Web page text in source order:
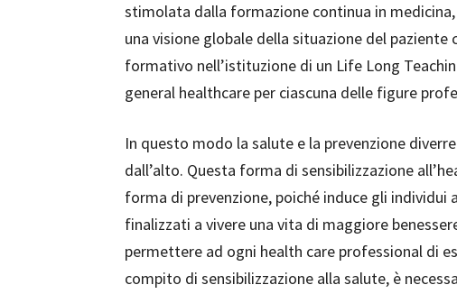
stimolata dalla formazione continua in
una visione globale della situazione del paziente
formativo nell’istituzione di un Life Long
general healthcare per ciascuna delle figure
In questo modo la salute e la prevenzione
dall’alto. Questa forma di sensibilizzazione
forma di prevenzione, poiché induce gli
finalizzati a vivere una vita di maggiore
permettere ad ogni health care professional di
compito di sensibilizzazione alla salute, è